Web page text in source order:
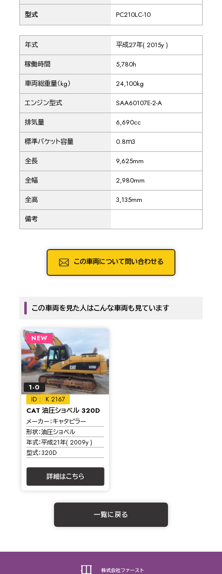
型式 PC210LC-10
年式 平成27年( 2015y )
稼働時間 5,780h
車両総重量（kg） 24,100kg
エンジン型式 SAA60107E-2-A
排気量 6,690cc
標準バケット容量 0.8ｍ3
全長 9,625mm
全幅 2,980mm
全高 3,135mm
備考
この車両について問い合わせる
この車両を見た人はこんな車両も見ています
NEW
1-0
K 2167
CAT 油圧ショベル 320D
メーカー キャタピラー
形状 油圧ショベル
年式 平成21年( 2009y )
型式 320D
詳細はこちら
一覧に戻る